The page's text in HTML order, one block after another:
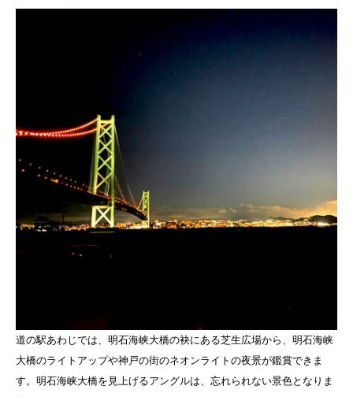
道の駅あわじでは、明石海峡大橋の袂にある芝生広場から、明石海峡
大橋のライトアップや神戸の街のネオンライトの夜景が鑑賞できま
す。明石海峡大橋を見上げるアングルは、忘れられない景色となりま